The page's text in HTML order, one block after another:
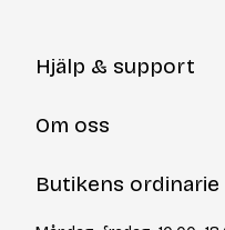
Hjälp & support
Återköp via formulär
Frågor och svar
Cookiepolicy
Om oss
Om Yllotyll
Kurser & events
Tips & tekniker
Butikens